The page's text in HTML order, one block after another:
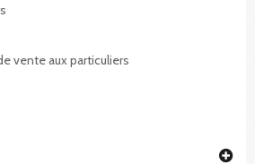
vente aux particuliers